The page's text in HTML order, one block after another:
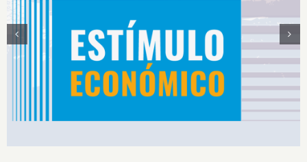
Estímulos Económicos para Deportistas de Alto
Rendimiento IS2026